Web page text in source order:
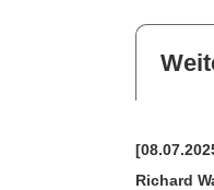
Richard